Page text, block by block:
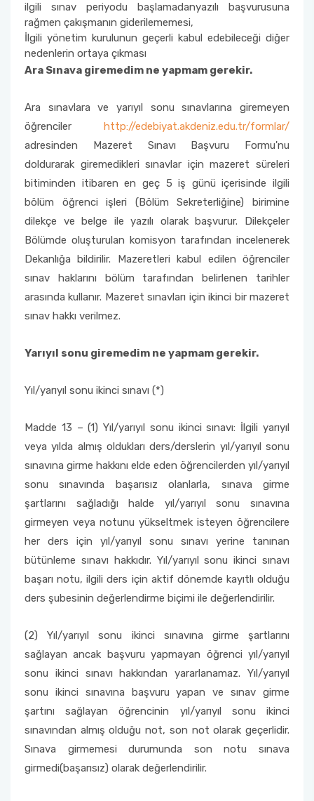
ilgili sınav periyodu başlamadanyazılı başvurusuna
rağmen çakışmanın giderilememesi,
İlgili yönetim kurulunun geçerli kabul edebileceği diğer
nedenlerin ortaya çıkması
Ara Sınava giremedim ne yapmam gerekir.
Ara sınavlara ve yarıyıl sonu sınavlarına giremeyen
öğrenciler http://edebiyat.akdeniz.edu.tr/formlar/
adresinden Mazeret Sınavı Başvuru Formu'nu
doldurarak giremedikleri sınavlar için mazeret süreleri
bitiminden itibaren en geç 5 iş günü içerisinde ilgili
bölüm öğrenci işleri (Bölüm Sekreterliğine) birimine
dilekçe ve belge ile yazılı olarak başvurur. Dilekçeler
Bölümde oluşturulan komisyon tarafından incelenerek
Dekanlığa bildirilir. Mazeretleri kabul edilen öğrenciler
sınav haklarını bölüm tarafından belirlenen tarihler
arasında kullanır. Mazeret sınavları için ikinci bir mazeret
sınav hakkı verilmez.
Yarıyıl sonu giremedim ne yapmam gerekir.
Yıl/yarıyıl sonu ikinci sınavı (*)
Madde 13 – (1) Yıl/yarıyıl sonu ikinci sınavı: İlgili yarıyıl
veya yılda almış oldukları ders/derslerin yıl/yarıyıl sonu
sınavına girme hakkını elde eden öğrencilerden yıl/yarıyıl
sonu sınavında başarısız olanlarla, sınava girme
şartlarını sağladığı halde yıl/yarıyıl sonu sınavına
girmeyen veya notunu yükseltmek isteyen öğrencilere
her ders için yıl/yarıyıl sonu sınavı yerine tanınan
bütünleme sınavı hakkıdır. Yıl/yarıyıl sonu ikinci sınavı
başarı notu, ilgili ders için aktif dönemde kayıtlı olduğu
ders şubesinin değerlendirme biçimi ile değerlendirilir.
(2) Yıl/yarıyıl sonu ikinci sınavına girme şartlarını
sağlayan ancak başvuru yapmayan öğrenci yıl/yarıyıl
sonu ikinci sınavı hakkından yararlanamaz. Yıl/yarıyıl
sonu ikinci sınavına başvuru yapan ve sınav girme
şartını sağlayan öğrencinin yıl/yarıyıl sonu ikinci
sınavından almış olduğu not, son not olarak geçerlidir.
Sınava girmemesi durumunda son notu sınava
girmedi(başarısız) olarak değerlendirilir.